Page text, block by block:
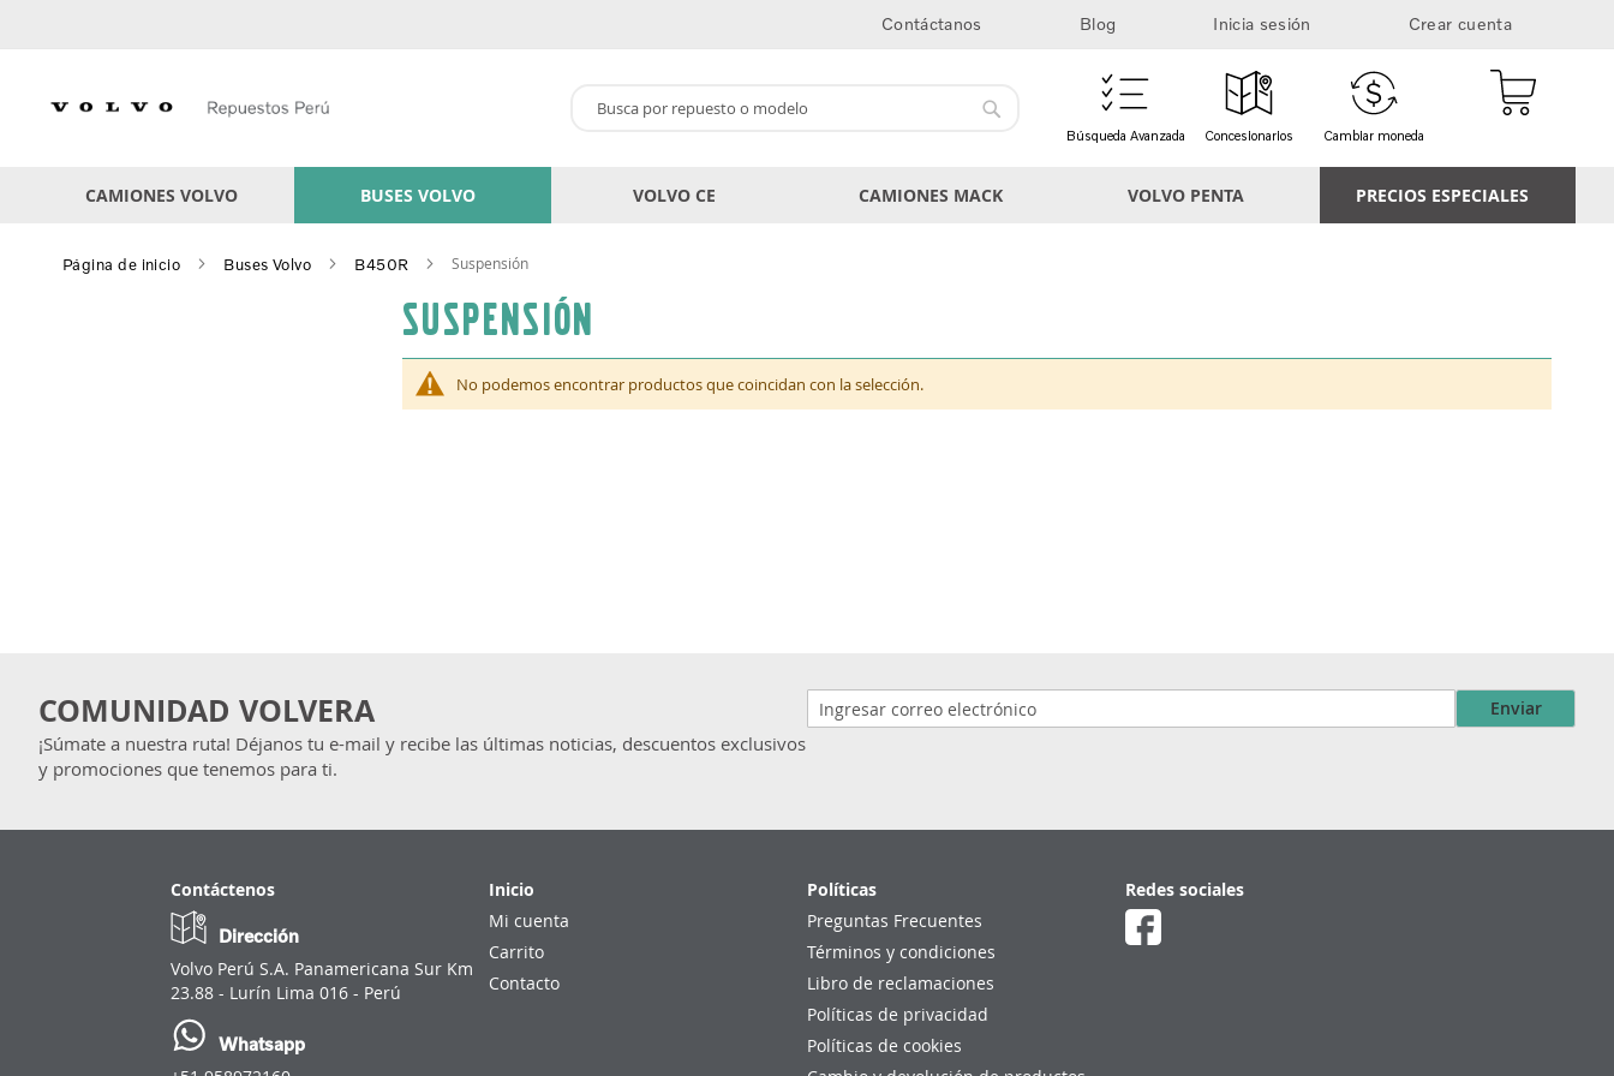
Contáctanos Blog Inicia sesión Crear cuenta
Búsqueda Avanzada Concesionarios Cambiar moneda
CAMIONES VOLVO BUSES VOLVO VOLVO CE CAMIONES MACK VOLVO PENTA PRECIOS ESPECIALES
Página de inicio Buses Volvo B450R Suspensión
Suspensión
No podemos encontrar productos que coincidan con la selección.
COMUNIDAD VOLVERA
¡Súmate a nuestra ruta! Déjanos tu e-mail y recibe las últimas noticias, descuentos exclusivos
y promociones que tenemos para ti.
Enviar
Contáctenos
Dirección
Volvo Perú S.A. Panamericana Sur Km
23.88 - Lurín Lima 016 - Perú
Whatsapp
Inicio
Mi cuenta
Carrito
Contacto
Políticas
Preguntas Frecuentes
Términos y condiciones
Libro de reclamaciones
Políticas de privacidad
Políticas de cookies
Redes sociales